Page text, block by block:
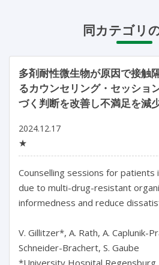
同カテゴリ
多剤耐性微生物が原因で接触
るカウンセリング・セッショ
づく判断を改善し不満足を減
2024.12.17
★
Counselling sessions for patients
due to multi-drug-resistant
informedness and reduce
V. Gillitzer*, A. Rath, A. Caplunik-
Schneider-Brachert, S. Gaube
*University Hospital